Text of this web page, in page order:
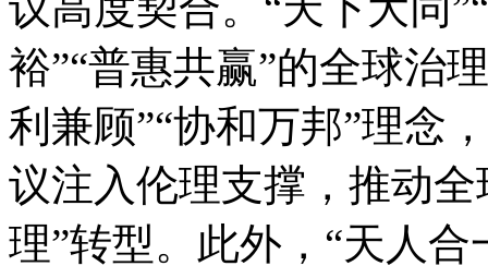
裕”“普惠共赢”的全球治
利兼顾”“协和万邦”理念
议注入伦理支撑，推动
理”转型。此外，“天人